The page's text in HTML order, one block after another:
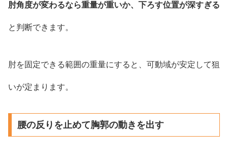
肘角度が変わるなら重量が重いか、下ろす位置が深すぎる
と判断できます。
肘を固定できる範囲の重量にすると、可動域が安定して狙
いが定まります。
腰の反りを止めて胸郭の動きを出す